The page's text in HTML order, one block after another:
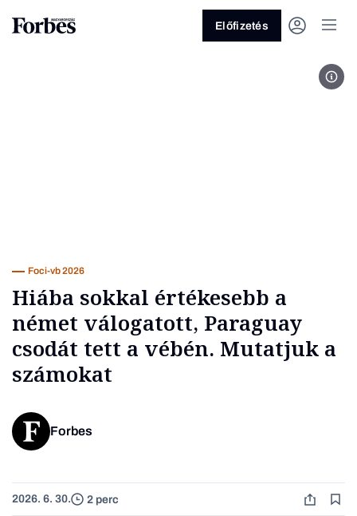
Üzlet
Előfizetés
Foci-vb 2026
Hiába sokkal értékesebb a
német válogatott, Paraguay
csodát tett a vébén. Mutatjuk a
számokat
Forbes
2026. 6. 30. 2 perc